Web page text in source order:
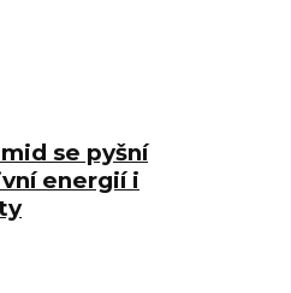
se pyšní
energií i